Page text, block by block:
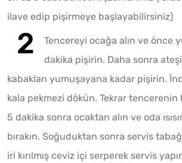
ilave edip pişirmeye başlayabilirsiniz)
Tencereyi ocağa alın ve önce
dakika pişirin. Daha sonra ateşi
kabakları yumuşayana kadar pişirin.
kala pekmezi dökün. Tekrar tencerenin
5 dakika sonra ocaktan alın ve oda
bırakın. Soğuduktan sonra servis
iri kırılmış ceviz içi serperek servis